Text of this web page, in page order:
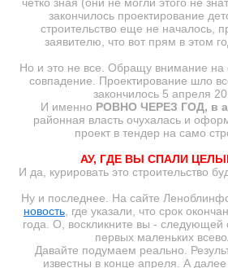
закончилось проектирование
строительство еще не началось,
заявителю, что вот прям в этом
Но и это не все. Обращу внимание на
совпадение. Проектирование шло
закончилось 5 апреля
И именно РОВНО ЧЕРЕЗ ГОД, в
районная власть очухалась и
проект в тендер на само
АУ, ГДЕ ВЫ СПАЛИ
И да, курировать это строительство
Ну и последнее. На сайте
новость , где указали, что срок
года. О, воскликните вы - следующей
первых маленьких
Давайте подумаем реально.
известны в конце апреля. А